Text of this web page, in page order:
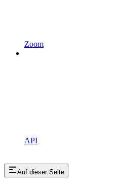
Zoom
API
Auf dieser Seite